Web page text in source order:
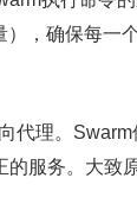
，确保每一
代理。
服务。大致